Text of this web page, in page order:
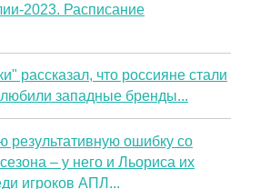
2023. Расписание
рассказал, что россияне стали
западные бренды...
результативную ошибку со
– у него и Льориса их
игроков АПЛ...